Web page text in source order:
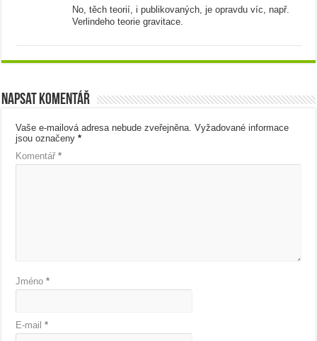
No, těch teorií, i publikovaných, je opravdu víc, např.
Verlindeho teorie gravitace.
Napsat komentář
Vaše e-mailová adresa nebude zveřejněna. Vyžadované informace
jsou označeny*
Komentář*
Jméno*
E-mail*